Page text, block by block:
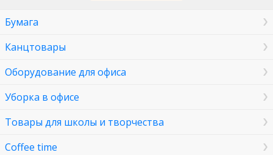
Бумага
Канцтовары
Оборудование для офиса
Уборка в офисе
Товары для школы и творчества
Coffee time